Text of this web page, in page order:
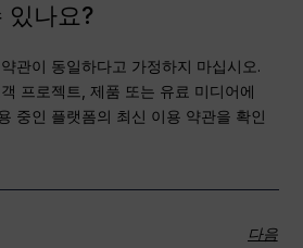
있나요?
관이 동일하다고 가정하지 마십시오.
프로젝트, 제품 또는 유료 미디어에
중인 플랫폼의 최신 이용 약관을 확인
다음